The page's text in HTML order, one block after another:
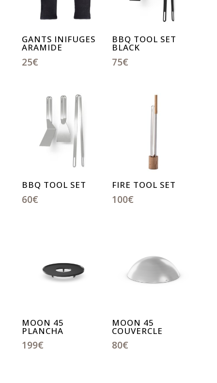
GANTS INIFUGES
ARAMIDE
25€
BBQ TOOL SET
BLACK
75€
BBQ TOOL SET
60€
FIRE TOOL SET
100€
MOON 45
PLANCHA
199€
MOON 45
COUVERCLE
80€